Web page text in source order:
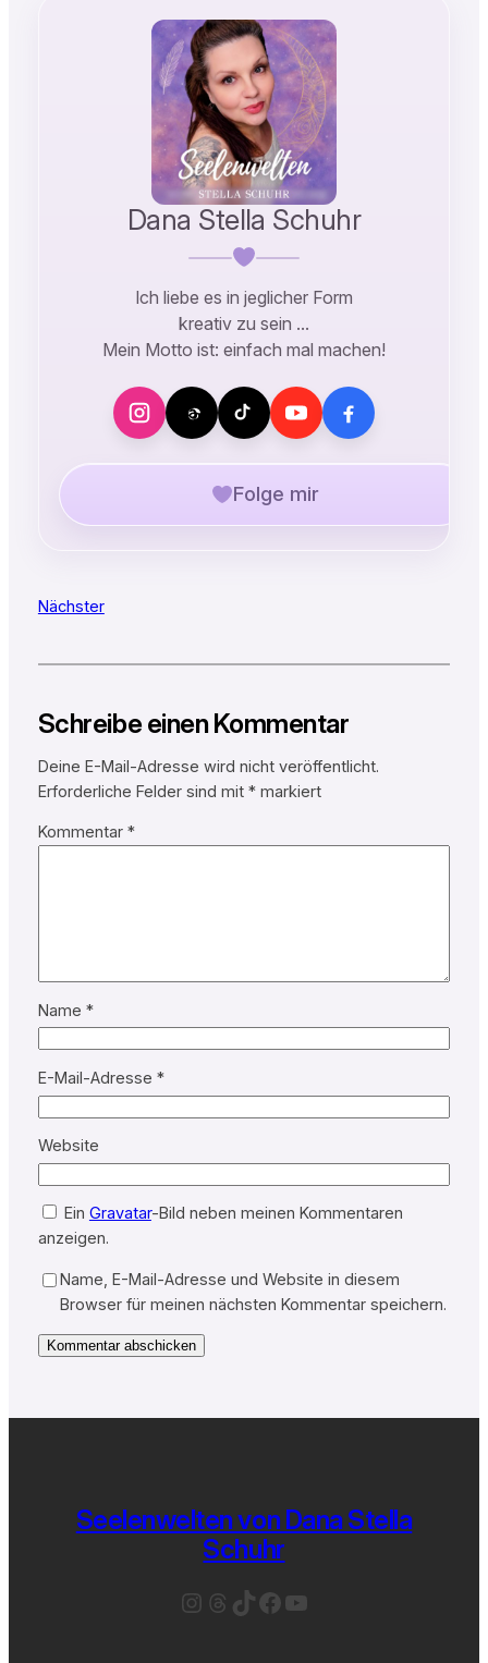
Dana Stella Schuhr
Ich liebe es in jeglicher Form
kreativ zu sein …
Mein Motto ist: einfach mal machen!
Folge mir
Nächster
Schreibe einen Kommentar
Deine E-Mail-Adresse wird nicht veröffentlicht.
Erforderliche Felder sind mit *markiert
Kommentar *
Name *
E-Mail-Adresse *
Website
Ein Gravatar-Bild neben meinen Kommentaren
anzeigen.
Name, E-Mail-Adresse und Website in diesem
Browser für meinen nächsten Kommentar speichern.
Seelenwelten von Dana Stella
Schuhr
Instagram
Threads
TikTok
Facebook
YouTube